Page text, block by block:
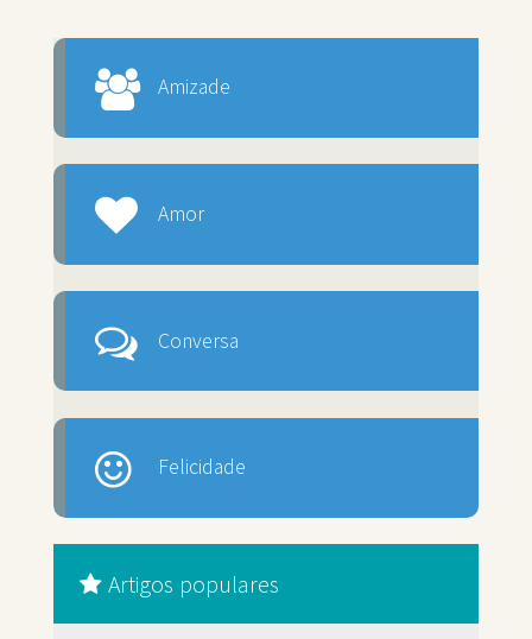
Amizade
Amor
Conversa
Felicidade
Artigos populares